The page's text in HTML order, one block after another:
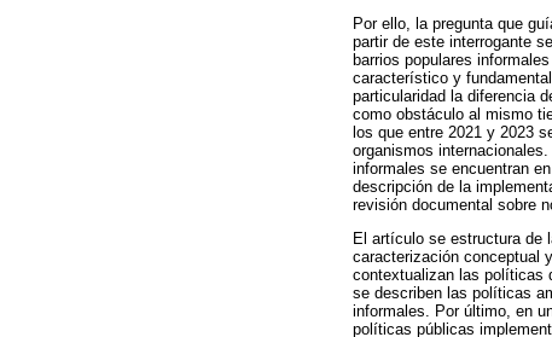
Por ello, la pregunta que
partir de este interrogante
barrios populares
característico y
particularidad la diferencia
como obstáculo al mismo
los que entre 2021 y 2023
organismos
informales se encuentran
descripción de la
revisión documental sobre
El artículo se estructura de
caracterización conceptual
contextualizan las políticas
se describen las políticas
informales. Por último, en
políticas públicas